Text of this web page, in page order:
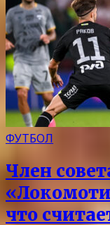
ФУТБОЛ
Член
что